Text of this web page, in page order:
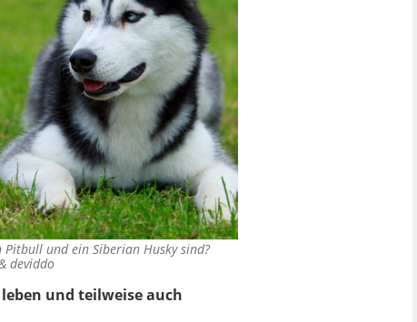
und ein Siberian Husky sind?
deviddo
und teilweise auch